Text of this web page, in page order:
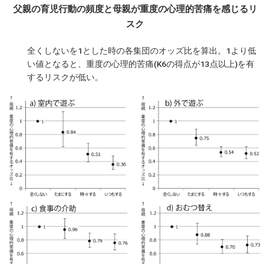
父親の育児行動の頻度と母親が重度の心理的苦痛を感じるリ
スク
全くしないを1とした時の各集団のオッズ比を算出。1より低
い値となると、重度の心理的苦痛(K6の得点が13点以上)を有
するリスクが低い。